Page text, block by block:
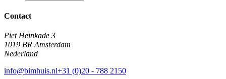
Contact
Piet Heinkade 3
1019 BR Amsterdam
Nederland
info@bimhuis.nl+31 (0)20 - 788 2150